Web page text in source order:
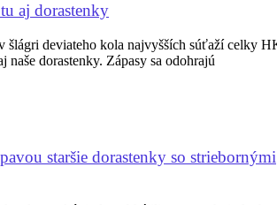
aj dorastenky
šlágri deviateho kola najvyšších súťaží celky
naše dorastenky. Zápasy sa odohrajú
staršie dorastenky so striebornými